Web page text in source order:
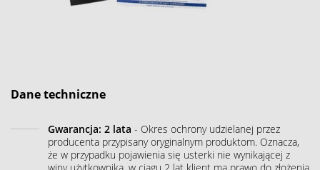
Dane techniczne
Gwarancja: 2 lata - Okres ochrony udzielanej przez
producenta przypisany oryginalnym produktom. Oznacza,
że w przypadku pojawienia się usterki nie wynikającej z